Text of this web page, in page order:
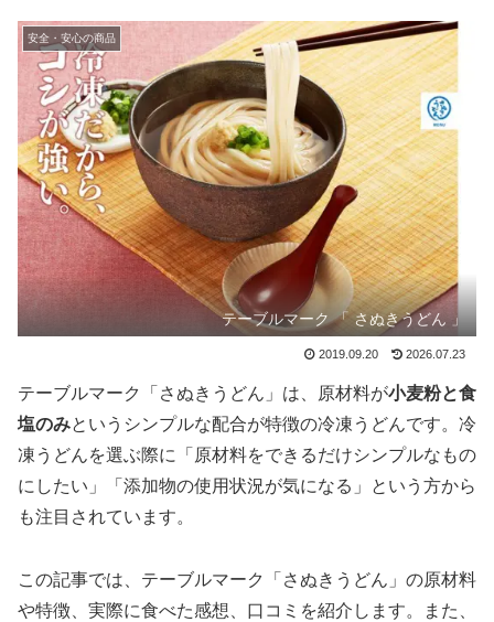
安全・安心の商品
テーブルマーク 「 さぬきうどん 」
2019.09.20 2026.07.23
テーブルマーク「さぬきうどん」は、原材料が小麦粉と食
塩のみというシンプルな配合が特徴の冷凍うどんです。冷
凍うどんを選ぶ際に「原材料をできるだけシンプルなもの
にしたい」「添加物の使用状況が気になる」という方から
も注目されています。
この記事では、テーブルマーク「さぬきうどん」の原材料
や特徴、実際に食べた感想、口コミを紹介します。また、